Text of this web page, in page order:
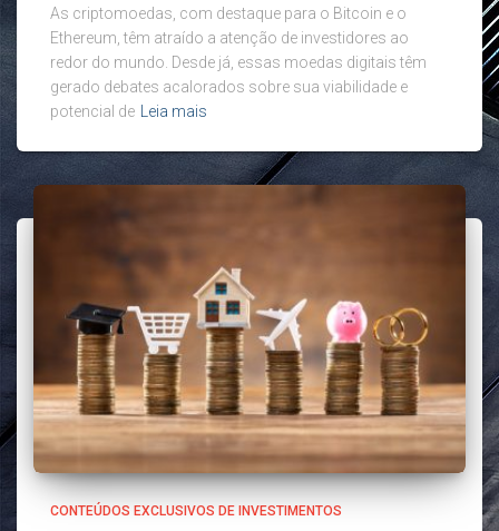
As criptomoedas, com destaque para o Bitcoin e o
Ethereum, têm atraído a atenção de investidores ao
redor do mundo. Desde já, essas moedas digitais têm
gerado debates acalorados sobre sua viabilidade e
potencial de
Leia mais
CONTEÚDOS EXCLUSIVOS DE INVESTIMENTOS